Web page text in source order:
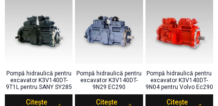
Pompă hidraulică pentru
excavator K3V140DT-
9T1L pentru SANY SY285
Citește
Pompă hidraulică pentru
excavator K3V140DT-
9N29 EC290
Citește
Pompă hidraulică pentru
excavator K3V140DT-
9N04 pentru Volvo Ec290
Citește